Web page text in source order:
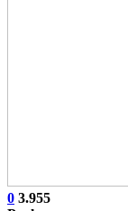
0 3.955